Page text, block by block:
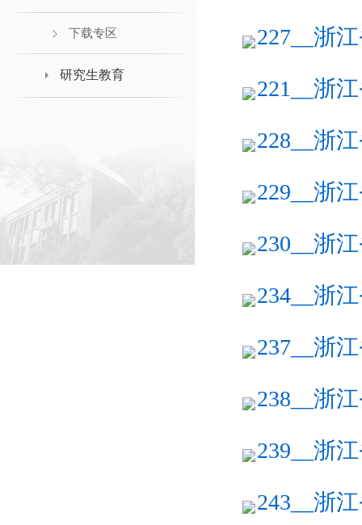
下载专区
研究生教育
227__浙
221__浙
228__浙
229__浙
230__浙
234__浙
237__浙
238__浙
239__浙
243__浙